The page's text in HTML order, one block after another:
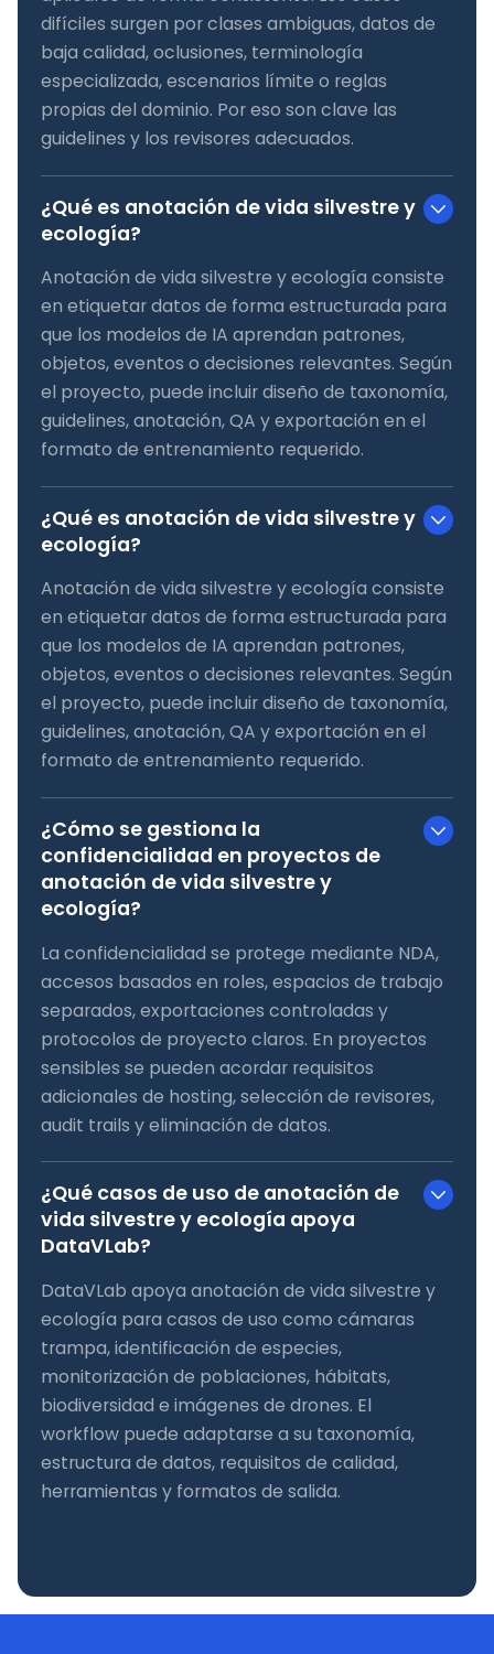
difíciles surgen por clases ambiguas, datos de
baja calidad, oclusiones, terminología
especializada, escenarios límite o reglas
propias del dominio. Por eso son clave las
guidelines y los revisores adecuados.
¿Qué es anotación de vida silvestre y
ecología?
Anotación de vida silvestre y ecología consiste
en etiquetar datos de forma estructurada para
que los modelos de IA aprendan patrones,
objetos, eventos o decisiones relevantes. Según
el proyecto, puede incluir diseño de taxonomía,
guidelines, anotación, QA y exportación en el
formato de entrenamiento requerido.
¿Qué es anotación de vida silvestre y
ecología?
Anotación de vida silvestre y ecología consiste
en etiquetar datos de forma estructurada para
que los modelos de IA aprendan patrones,
objetos, eventos o decisiones relevantes. Según
el proyecto, puede incluir diseño de taxonomía,
guidelines, anotación, QA y exportación en el
formato de entrenamiento requerido.
¿Cómo se gestiona la
confidencialidad en proyectos de
anotación de vida silvestre y
ecología?
La confidencialidad se protege mediante NDA,
accesos basados en roles, espacios de trabajo
separados, exportaciones controladas y
protocolos de proyecto claros. En proyectos
sensibles se pueden acordar requisitos
adicionales de hosting, selección de revisores,
audit trails y eliminación de datos.
¿Qué casos de uso de anotación de
vida silvestre y ecología apoya
DataVLab?
DataVLab apoya anotación de vida silvestre y
ecología para casos de uso como cámaras
trampa, identificación de especies,
monitorización de poblaciones, hábitats,
biodiversidad e imágenes de drones. El
workflow puede adaptarse a su taxonomía,
estructura de datos, requisitos de calidad,
herramientas y formatos de salida.